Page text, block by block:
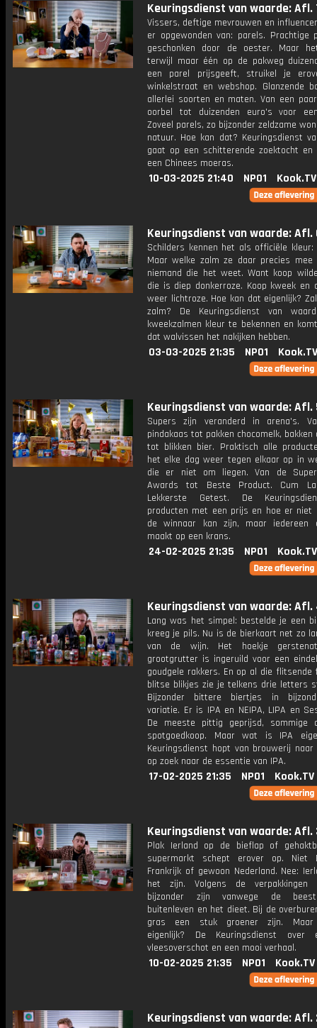
Keuringsdienst van waarde: Afl.
Vissers, deftige mevrouwen en
er opgewonden van: parels. Prachtige
geschonken door de oester. Maar
terwijl maar één op de pakweg
een parel prijsgeeft, struikel je
winkelstraat en webshop. Glanzende
allerlei soorten en maten. Van een
oorbel tot duizenden euro's voor
Zoveel parels, zo bijzonder zeldzame
natuur. Hoe kan dat? Keuringsdienst
gaat op een schitterende zoektocht en
een Chinees moeras.
10-03-2025 21:40 NPO1 Kook.TV
Keuringsdienst van waarde: Afl.
Schilders kennen het als officiële kleur:
Maar welke zalm ze daar precies mee
niemand die het weet. Want koop
die is diep donkerroze. Koop kweek en
weer lichtroze. Hoe kan dat eigenlijk?
zalm? De Keuringsdienst van
kweekzalmen kleur te bekennen en
dat walvissen het nakijken hebben.
03-03-2025 21:35 NPO1 Kook.TV
Keuringsdienst van waarde: Afl.
Supers zijn veranderd in arena's.
pindakaas tot pakken chocomelk, bakken
tot blikken bier. Praktisch alle
het elke dag weer tegen elkaar op in
die er niet om liegen. Van de
Awards tot Beste Product. Cum
Lekkerste Getest. De
producten met een prijs en hoe er niet
de winnaar kan zijn, maar iedereen
maakt op een krans.
24-02-2025 21:35 NPO1 Kook.TV
Keuringsdienst van waarde: Afl.
Lang was het simpel: bestelde je een
kreeg je pils. Nu is de bierkaart net zo
van de wijn. Het hoekje
grootgrutter is ingeruild voor een
goudgele rakkers. En op al die flitsende
blitse blikjes zie je telkens drie letters
Bijzonder bittere biertjes in
variatie. Er is IPA en NEIPA, LIPA en
De meeste pittig geprijsd, sommige
spotgoedkoop. Maar wat is IPA
Keuringsdienst hopt van brouwerij
op zoek naar de essentie van IPA.
17-02-2025 21:35 NPO1 Kook.TV
Keuringsdienst van waarde: Afl.
Plak Ierland op de bieflap of
supermarkt schept erover op. Niet
Frankrijk of gewoon Nederland. Nee:
het zijn. Volgens de verpakkingen
bijzonder zijn vanwege de
buitenleven en het dieet. Bij de
gras een stuk groener zijn. Maar
eigenlijk? De Keuringsdienst over
vleesoverschot en een mooi verhaal.
10-02-2025 21:35 NPO1 Kook.TV
Keuringsdienst van waarde: Afl.